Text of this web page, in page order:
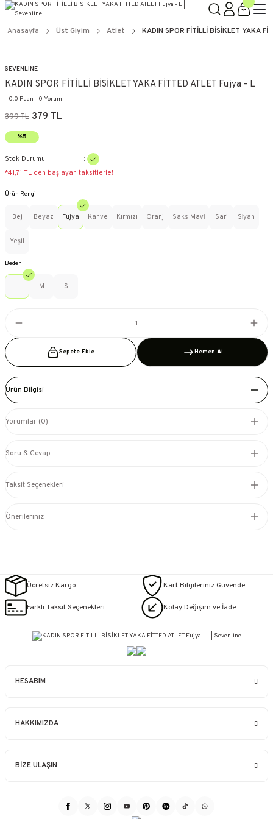
Anasayfa Üst Giyim Atlet KADIN SPOR FİTİLLİ BİSİKLET YAKA
SEVENLINE
KADIN SPOR FİTİLLİ BİSİKLET YAKA FİTTED ATLET Fujya - L
0.0 Puan - 0 Yorum
399 TL 379 TL
%5
Stok Durumu
*41,71 TL den başlayan taksitlerle!
Ürün Rengi
Bej Beyaz Fujya Kahve Kırmızı Oranj Saks Mavi̇ Sari Si̇yah
Yeşil
Beden
L M S
Sepete Ekle Hemen Al
Ürün Bilgisi
Yorumlar (0)
Soru & Cevap
Taksit Seçenekleri
Önerileriniz
Ücretsiz Kargo Kart Bilgileriniz Güvende
Farklı Taksit Seçenekleri Kolay Değişim ve İade
HESABIM
HAKKIMIZDA
BİZE ULAŞIN